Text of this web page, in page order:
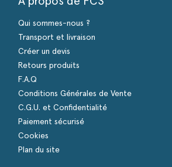
Qui sommes-nous ?
Transport et livraison
Créer un devis
Retours produits
F.A.Q
Conditions Générales de Vente
C.G.U. et Confidentialité
Paiement sécurisé
Cookies
Plan du site